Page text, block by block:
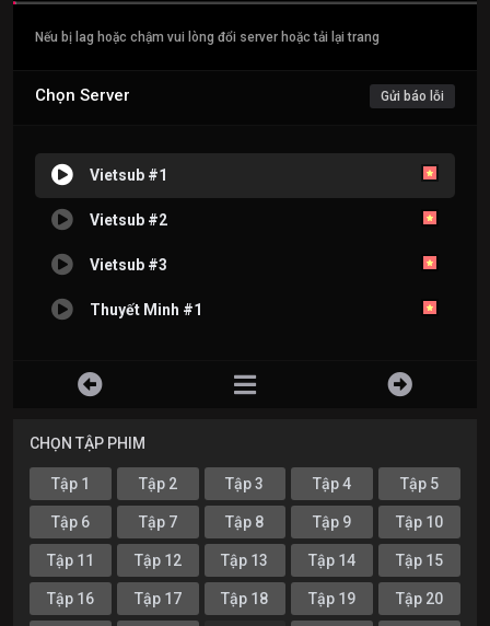
Nếu bị lag hoặc chậm vui lòng đổi server hoặc tải lại trang
Chọn Server Gửi báo lỗi
Vietsub #1
Vietsub #2
Vietsub #3
Thuyết Minh #1
CHỌN TẬP PHIM
Tập 1 Tập 2 Tập 3 Tập 4 Tập 5
Tập 6 Tập 7 Tập 8 Tập 9 Tập 10
Tập 11 Tập 12 Tập 13 Tập 14 Tập 15
Tập 16 Tập 17 Tập 18 Tập 19 Tập 20